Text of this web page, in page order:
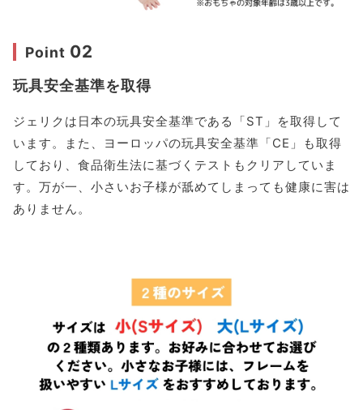
Point 02
玩具安全基準を取得
ジェリクは日本の玩具安全基準である「ST」を取得して
います。また、ヨーロッパの玩具安全基準「CE」も取得
しており、食品衛生法に基づくテストもクリアしていま
す。万が一、小さいお子様が舐めてしまっても健康に害は
ありません。